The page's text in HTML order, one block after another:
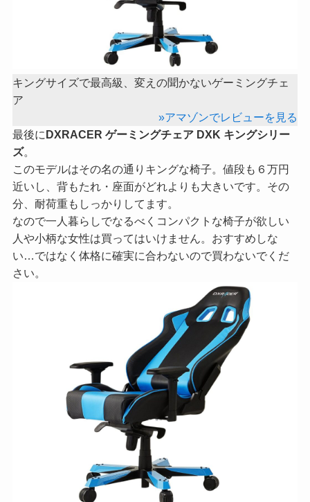
キングサイズで最高級、変えの聞かないゲーミングチェ
ア
»アマゾンでレビューを見る
最後にDXRACER ゲーミングチェア DXK キングシリー
ズ。
このモデルはその名の通りキングな椅子。値段も６万円
近いし、背もたれ・座面がどれよりも大きいです。その
分、耐荷重もしっかりしてます。
なので一人暮らしでなるべくコンパクトな椅子が欲しい
人や小柄な女性は買ってはいけません。おすすめしな
い…ではなく体格に確実に合わないので買わないでくだ
さい。